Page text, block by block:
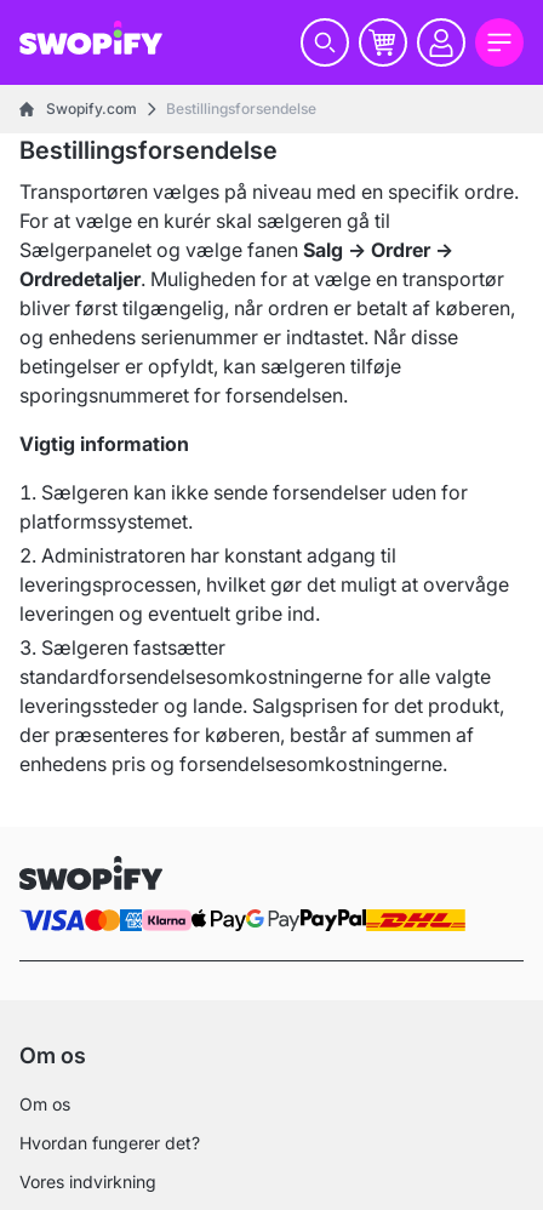
Swopify.com Bestillingsforsendelse
Bestillingsforsendelse
Transportøren vælges på niveau med en specifik ordre.
For at vælge en kurér skal sælgeren gå til
Sælgerpanelet og vælge fanen Salg → Ordrer →
Ordredetaljer. Muligheden for at vælge en transportør
bliver først tilgængelig, når ordren er betalt af køberen,
og enhedens serienummer er indtastet. Når disse
betingelser er opfyldt, kan sælgeren tilføje
sporingsnummeret for forsendelsen.
Vigtig information
Sælgeren kan ikke sende forsendelser uden for
platformssystemet.
Administratoren har konstant adgang til
leveringsprocessen, hvilket gør det muligt at overvåge
leveringen og eventuelt gribe ind.
Sælgeren fastsætter
standardforsendelsesomkostningerne for alle valgte
leveringssteder og lande. Salgsprisen for det produkt,
der præsenteres for køberen, består af summen af
enhedens pris og forsendelsesomkostningerne.
Om os
Om os
Hvordan fungerer det?
Vores indvirkning